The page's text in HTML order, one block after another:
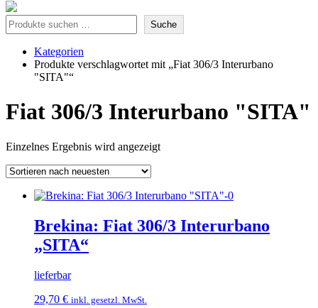
Suche Suche
Kategorien
Produkte verschlagwortet mit „Fiat 306/3 Interurbano
"SITA"“
Fiat 306/3 Interurbano "SITA"
Einzelnes Ergebnis wird angezeigt
Brekina: Fiat 306/3 Interurbano
„SITA“
lieferbar
29,70 € inkl. gesetzl. MwSt.